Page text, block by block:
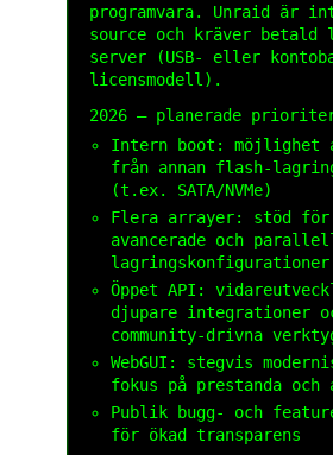
programvara. Unraid är
source och kräver betald
server (USB- eller
licensmodell).
2026 – planerade
Intern boot:
från annan flash-
(t.ex. SATA/NVMe)
Flera arrayer: stöd för
avancerade och
lagringskonfigurationer
Öppet API:
djupare integrationer
community-drivna
WebGUI: stegvis
fokus på prestanda och
Publik bugg- och
för ökad transparens